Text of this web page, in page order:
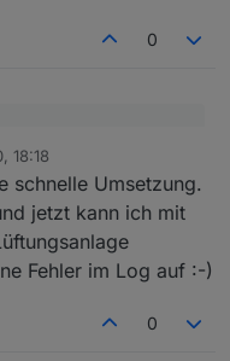
0
werden. Das
so zu sein.
Widgets nochmal
vor dem schreiben des
type es sich
betroffen ist und ich
ich Eure
von git -> v0.3.1.
18:18
schnelle Umsetzung.
jetzt kann ich mit
Fehler im Log auf :-)
0